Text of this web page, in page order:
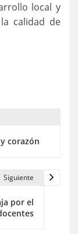
local y
calidad de
corazón
Siguiente
por el